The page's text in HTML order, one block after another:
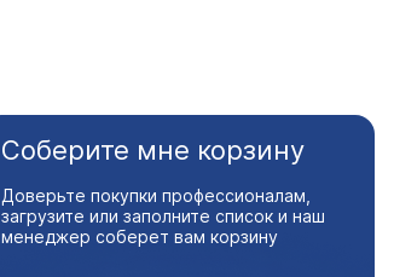
Соберите мне корзину
Доверьте покупки профессионалам,
загрузите или заполните список и наш
менеджер соберет вам корзину